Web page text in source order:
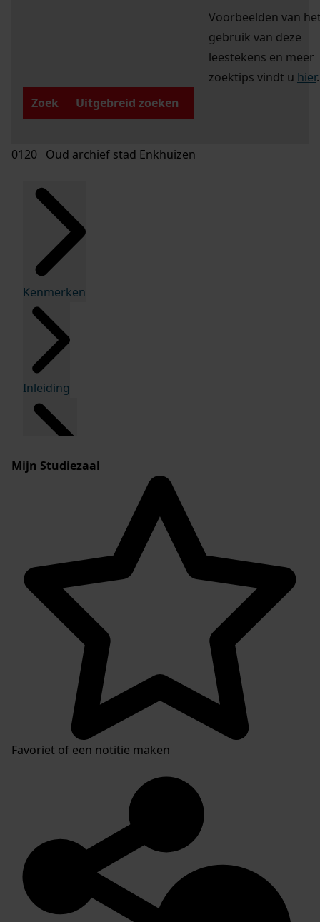
Voorbeelden van
gebruik van deze
leestekens en meer
zoektips vindt u hier.
Zoek
Uitgebreid zoeken
0120 Oud archief stad Enkhuizen
Kenmerken
Inleiding
Mijn Studiezaal
Favoriet of een notitie maken